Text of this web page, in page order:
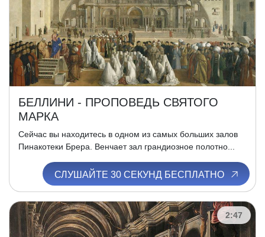
БЕЛЛИНИ - ПРОПОВЕДЬ СВЯТОГО
МАРКА
Сейчас вы находитесь в одном из самых больших залов
Пинакотеки Брера. Венчает зал грандиозное полотно...
СЛУШАЙТЕ 30 СЕКУНД БЕСПЛАТНО
2:47